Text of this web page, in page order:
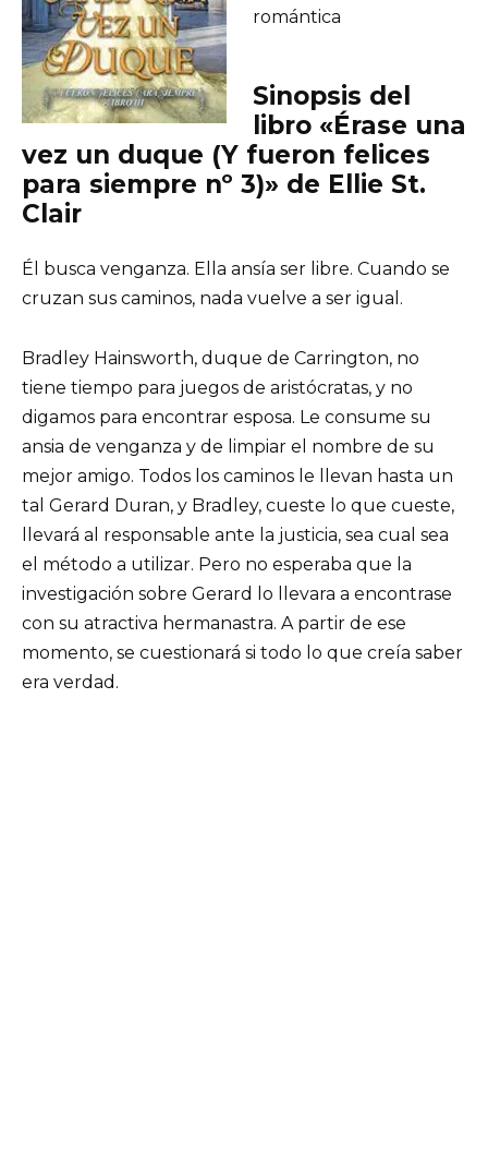
romántica
Sinopsis del
libro «Érase una
vez un duque (Y fueron felices
para siempre nº 3)» de Ellie St.
Clair
Él busca venganza. Ella ansía ser libre. Cuando se
cruzan sus caminos, nada vuelve a ser igual.
Bradley Hainsworth, duque de Carrington, no
tiene tiempo para juegos de aristócratas, y no
digamos para encontrar esposa. Le consume su
ansia de venganza y de limpiar el nombre de su
mejor amigo. Todos los caminos le llevan hasta un
tal Gerard Duran, y Bradley, cueste lo que cueste,
llevará al responsable ante la justicia, sea cual sea
el método a utilizar. Pero no esperaba que la
investigación sobre Gerard lo llevara a encontrase
con su atractiva hermanastra. A partir de ese
momento, se cuestionará si todo lo que creía saber
era verdad.